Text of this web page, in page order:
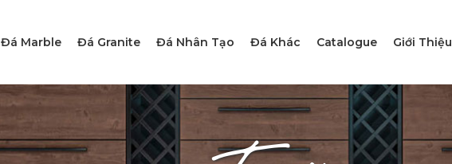
Đá Marble Đá Granite Đá Nhân Tạo Đá Khác Catalogue Giới Thiệu